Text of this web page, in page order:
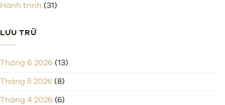
Hành trình (31)
LƯU TRỮ
Tháng 6 2026 (13)
Tháng 5 2026 (8)
Tháng 4 2026 (6)